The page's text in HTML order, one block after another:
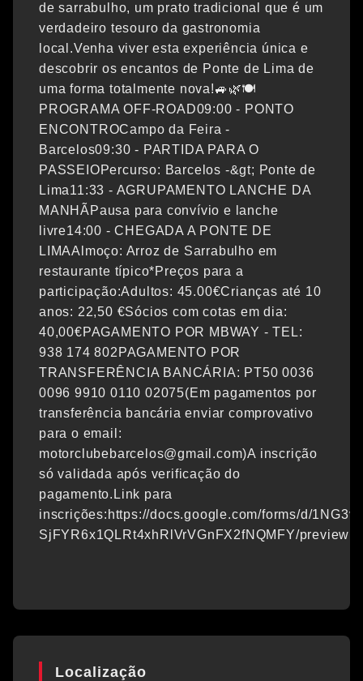
de sarrabulho, um prato tradicional que é um
verdadeiro tesouro da gastronomia
local.Venha viver esta experiência única e
descobrir os encantos de Ponte de Lima de
uma forma totalmente nova!🚙🌿🍽️
PROGRAMA OFF-ROAD09:00 - PONTO
ENCONTROCampo da Feira -
Barcelos09:30 - PARTIDA PARA O
PASSEIOPercurso: Barcelos -&gt; Ponte de
Lima11:33 - AGRUPAMENTO LANCHE DA
MANHÃPausa para convívio e lanche
livre14:00 - CHEGADA A PONTE DE
LIMAAlmoço: Arroz de Sarrabulho em
restaurante típico*Preços para a
participação:Adultos: 45.00€Crianças até 10
anos: 22,50 €Sócios com cotas em dia:
40,00€PAGAMENTO POR MBWAY - TEL:
938 174 802PAGAMENTO POR
TRANSFERÊNCIA BANCÁRIA: PT50 0036
0096 9910 0110 02075(Em pagamentos por
transferência bancária enviar comprovativo
para o email:
motorclubebarcelos@gmail.com)A inscrição
só validada após verificação do
pagamento.Link para
inscrições:https://docs.google.com/forms/d/
SjFYR6x1QLRt4xhRlVrVGnFX2fNQMFY/preview
Localização